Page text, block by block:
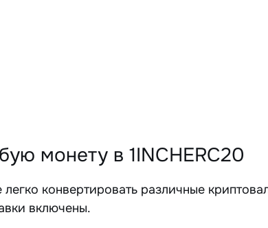
монету в 1INCHERC20
конвертировать различные
включены.